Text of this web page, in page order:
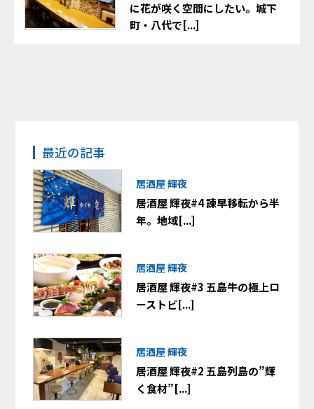
に花が咲く空間にしたい。城下
町・八代で[...]
最近の記事
居酒屋 輝夜
居酒屋 輝夜#4 諫早移転から半
年。地域[...]
居酒屋 輝夜
居酒屋 輝夜#3 五島牛の極上ロ
ーストビ[...]
居酒屋 輝夜
居酒屋 輝夜#2 五島列島の”輝
く食材”[...]